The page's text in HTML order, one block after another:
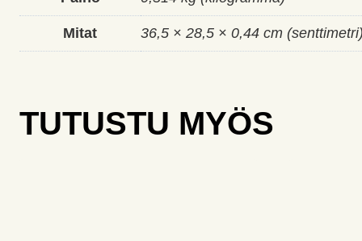
Mitat 36,5 × 28,5 × 0,44 cm
TUTUSTU MYÖS